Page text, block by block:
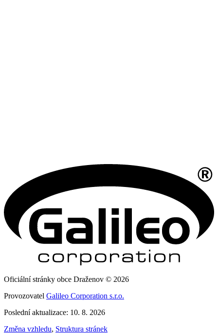
Oficiální stránky obce Draženov © 2026
Provozovatel Galileo Corporation s.r.o.
Poslední aktualizace: 10. 8. 2026
Změna vzhledu, Struktura stránek